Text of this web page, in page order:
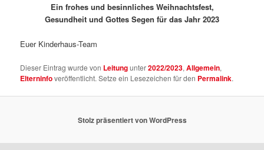
Ein frohes und besinnliches Weihnachtsfest,
Gesundheit und Gottes Segen für das Jahr 2023
Euer Kinderhaus-Team
Dieser Eintrag wurde von Leitungunter2022/2023,Allgemein,
Elterninfoveröffentlicht. Setze ein Lesezeichen für den Permalink.
Stolz präsentiert von WordPress